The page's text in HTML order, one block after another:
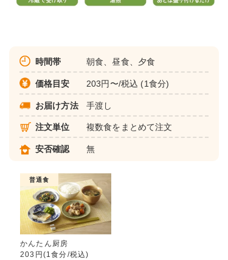
時間帯 朝食、昼食、夕食
価格目安 203円〜/税込 (1食分)
お届け方法 手渡し
注文単位 複数食をまとめて注文
安否確認 無
普通食
かんたん厨房
203円(1食分/税込)